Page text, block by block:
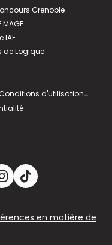
Grenoble
MAGE
IAE
de Logique
d'utilisation-
en matière de